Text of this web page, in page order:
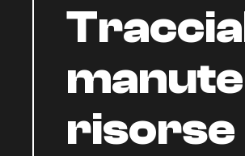
risorse